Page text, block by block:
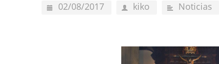
02/08/2017 kiko Noticias